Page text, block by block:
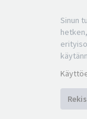
Sinun